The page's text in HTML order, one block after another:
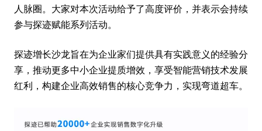
人脉圈。大家对本次活动给予了高度评价，并表示会持续
参与探迹赋能系列活动。
探迹增长沙龙旨在为企业家们提供具有实践意义的经验分
享，推动更多中小企业提质增效，享受智能营销技术发展
红利，构建企业高效销售的核心竞争力，实现弯道超车。